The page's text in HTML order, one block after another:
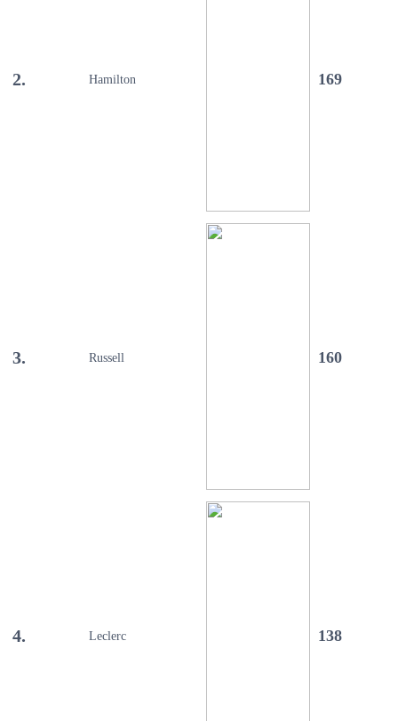
2. Hamilton 169
3. Russell 160
4. Leclerc 138